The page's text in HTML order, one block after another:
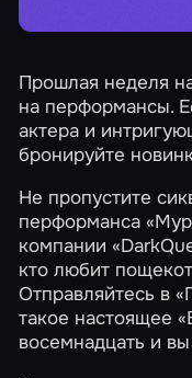
Прошлая неделя
на перформансы.
актера и
бронируйте
Не пропустите
перформанса
компании
кто любит
Отправляйтесь в
такое настоящее
восемнадцать и